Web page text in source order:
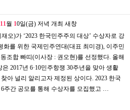
1 1 월 10일(금) 저녁 개최 새창
오)가 ‘2023 한국민주주의 대상’ 수상자로 강
화를 위한 국제민주연대(대표 최미경), 이주민
조합 빠띠(이사장 : 권오현)를 선정했다. 올해
2017년 6·10민주항쟁 30주년을 맞아 생활
아 널리 알리고자 제정된 상이다. 2023 한국
주간 공모를 통해 수상자를 모집했고 …